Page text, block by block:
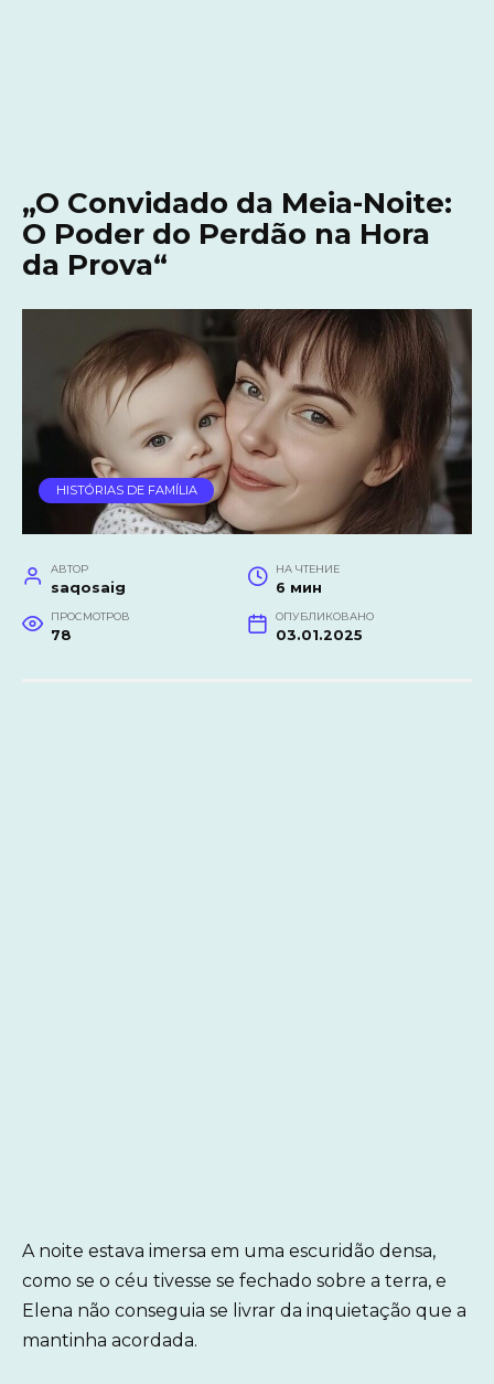
„O Convidado da Meia-Noite:
O Poder do Perdão na Hora
da Prova“
HISTÓRIAS DE FAMÍLIA
АВТОР
saqosaig
НА ЧТЕНИЕ
6 мин
ПРОСМОТРОВ
78
ОПУБЛИКОВАНО
03.01.2025
A noite estava imersa em uma escuridão densa,
como se o céu tivesse se fechado sobre a terra, e
Elena não conseguia se livrar da inquietação que a
mantinha acordada.